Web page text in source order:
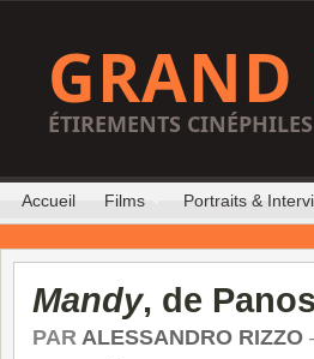
GRAND
ÉTIREMENTS CINÉPHILES
Accueil Films Portraits &
Mandy, de
PAR ALESSANDRO RIZZO